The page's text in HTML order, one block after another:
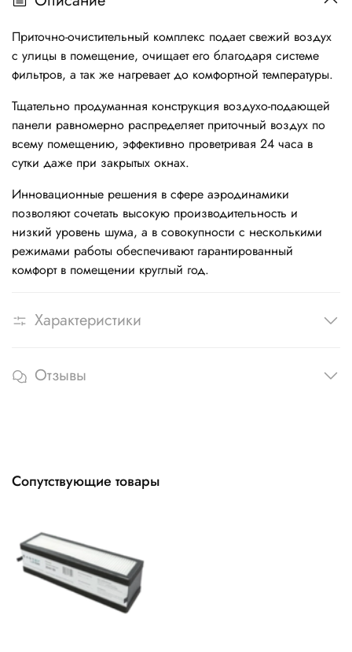
Приточно-очистительный комплекс подает свежий воздух
с улицы в помещение, очищает его благодаря системе
фильтров, а так же нагревает до комфортной температуры.
Тщательно продуманная конструкция воздухо-подающей
панели равномерно распределяет приточный воздух по
всему помещению, эффективно проветривая 24 часа в
сутки даже при закрытых окнах.
Инновационные решения в сфере аэродинамики
позволяют сочетать высокую производительность и
низкий уровень шума, а в совокупности с несколькими
режимами работы обеспечивают гарантированный
комфорт в помещении круглый год.
Характеристики
Отзывы
Сопутствующие товары